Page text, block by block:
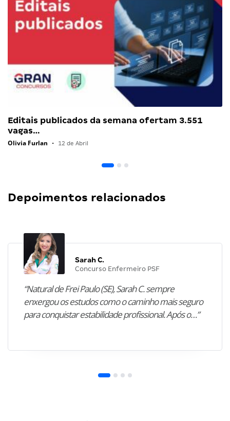
Editais publicados da semana ofertam 3.551
vagas…
Olivia Furlan • 12 de Abril
Depoimentos relacionados
Sarah C.
Concurso Enfermeiro PSF
“Natural de Frei Paulo (SE), Sarah C. sempre
enxergou os estudos como o caminho mais seguro
para conquistar estabilidade profissional. Após o…”